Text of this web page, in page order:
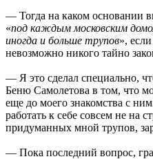
— Тогда на каком основании
«под каждым московским
иногда и больше трупов»,
невозможно никого тайно
— Я это сделал специально,
Беню Самолетова в том, что
еще до моего знакомства с
работать к себе совсем не на
придуманных мной трупов,
— Пока последний вопрос,